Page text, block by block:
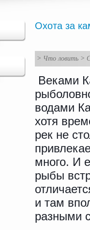
Охота за
> Что ловить >
Веками
водами
хотя
рек не
много. И
рыбы
и там
разными